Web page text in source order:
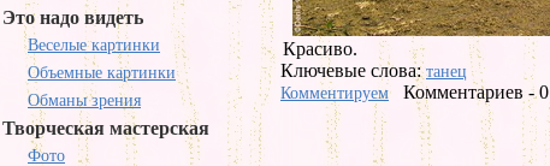
Это надо видеть
Веселые картинки
Объемные картинки
Обманы зрения
Творческая мастерская
Фото
Красиво.
Ключевые слова:танец
Комментируем
Комментариев - 0